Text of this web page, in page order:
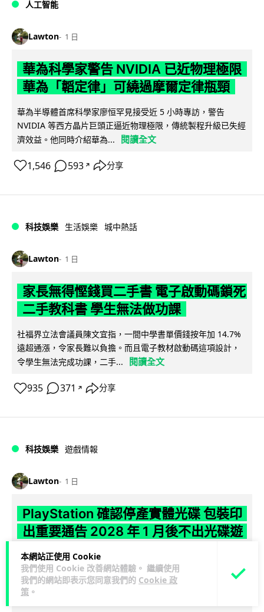
本網站正使用 Cookie
我們使用 Cookie 改善網站體驗。 繼續使用
我們的網站即表示您同意我們的 Cookie 政
策 。
人工智能
Lawton 1 日
華為科學家警告 NVIDIA 已近物理極限
華為「韜定律」可繞過摩爾定律瓶頸
華為半導體首席科學家廖恒罕見接受近 5 小時專訪，警告
NVIDIA 等西方晶片巨頭正逼近物理極限，傳統製程升級已失經
濟效益。他同時介紹華為...
閱讀全文
1,546 593 ↗ 分享
科技娛樂 生活娛樂 城中熱話
Lawton 1 日
家長無得慳錢買二手書 電子啟動碼鎖死
二手教科書 學生無法做功課
社福界立法會議員陳文宜指，一間中學書單價錢按年加 14.7%
遠超通漲，令家長難以負擔。而且電子教材啟動碼這項設計，
令學生無法完成功課，二手...
閱讀全文
935 371 ↗ 分享
科技娛樂 遊戲情報
Lawton 1 日
PlayStation 確認停產實體光碟 包裝印
出重要通告 2028 年 1 月後不出光碟遊
戲
Sony 已在 PS5 主機包裝加貼提示貼紙，重申官方 7 月已公布
計劃：2028 年 1 月起停產新遊戲實體光碟。分析師預期 PS6